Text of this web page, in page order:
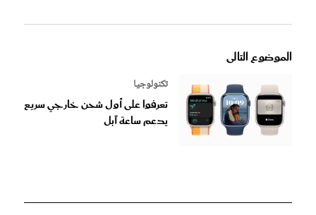
الموضوع التالى
تكنولوجيا
تعرفوا على أول شحن خارجي سريع
يدعم ساعة آبل